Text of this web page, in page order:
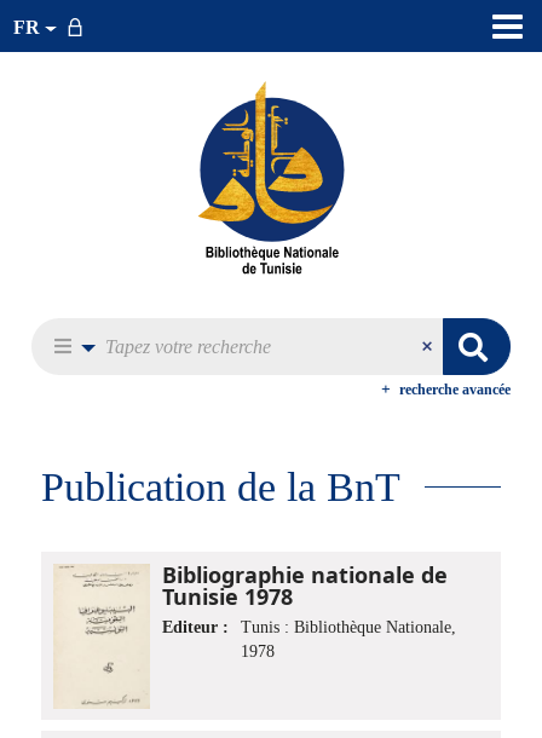
FR
recherche avancée
Publication de la BnT
Bibliographie nationale de
Tunisie 1978
Editeur :
Tunis : Bibliothèque Nationale,
1978